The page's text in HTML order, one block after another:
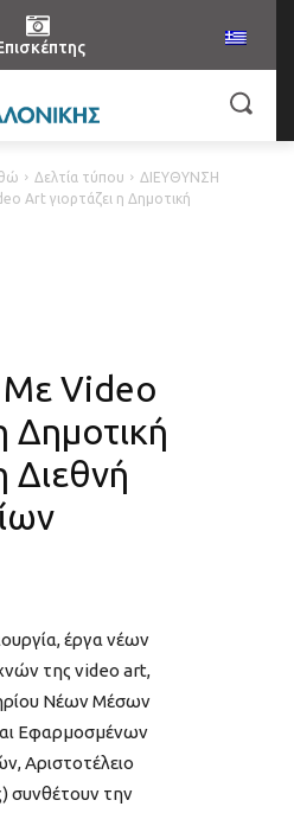
Δελτία τύπου
ΔΙΕΥΘΥΝΣΗ
Art γιορτάζει η Δημοτική
Video
Δημοτική
Διεθνή
έργα νέων
της video art,
Νέων Μέσων
Εφαρμοσμένων
Αριστοτέλειο
συνθέτουν την